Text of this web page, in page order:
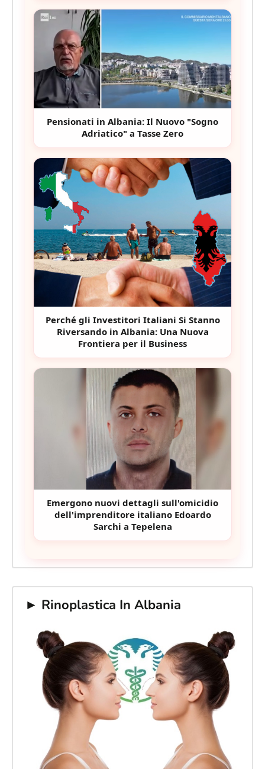
Pensionati in Albania: Il Nuovo "Sogno
Adriatico" a Tasse Zero
Perché gli Investitori Italiani Si Stanno
Riversando in Albania: Una Nuova
Frontiera per il Business
Emergono nuovi dettagli sull'omicidio
dell'imprenditore italiano Edoardo
Sarchi a Tepelena
► Rinoplastica In Albania